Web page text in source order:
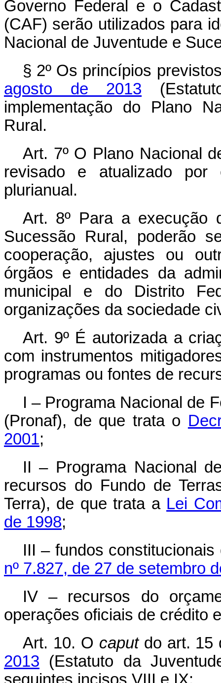
Governo Federal e o
(CAF) serão utilizados para
Nacional de Juventude e
§ 2º Os princípios
agosto de 2013
implementação do Plano
Rural.
Art. 7ºO Plano Nacional
revisado e atualizado por
plurianual.
Art. 8º Para a execução
Sucessão Rural, poderão
cooperação, ajustes ou
órgãos e entidades da
municipal e do Distrito
organizações da sociedade
Art. 9ºÉ autorizada a
com instrumentos
programas ou fontes de
I – Programa Nacional de
(Pronaf), de que trata o
2001;
II – Programa Nacional
recursos do Fundo de
Terra), de que trata a Lei
de 1998;
III – fundos
nº 7.827, de 27 de setembro
IV – recursos do
operações oficiais de crédito
Art. 10. O caputdo art. 15
2013 (Estatuto da